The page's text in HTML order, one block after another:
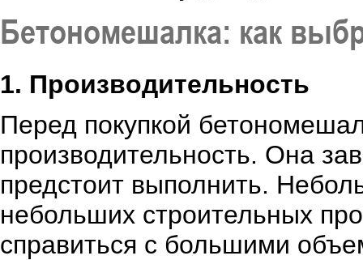
Бетономешалка: как
1. Производительность
Перед покупкой
производительность. Она
предстоит выполнить.
небольших строительных
справиться с большими